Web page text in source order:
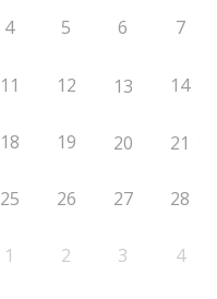
4 5 6 7
11 12 13 14
18 19 20 21
25 26 27 28
1 2 3 4